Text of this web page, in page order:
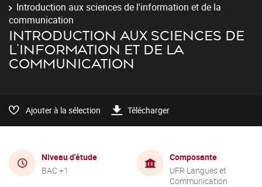
Introduction aux sciences de l'information et de la
communication
INTRODUCTION AUX SCIENCES DE
L'INFORMATION ET DE LA
COMMUNICATION
Ajouter à la sélection Télécharger
Niveau d'étude
BAC +1
Composante
UFR Langues et
Communication